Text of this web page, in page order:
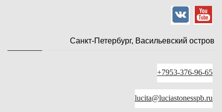
Санкт-Петербург, Васильевский остров
+7953-376-96-65
lucita@luciastonesspb.ru